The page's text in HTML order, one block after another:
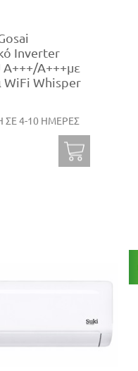
Inverter
A+++/A+++με
WiFi Whisper
ΣΕ 4-10 ΗΜΕΡΕΣ